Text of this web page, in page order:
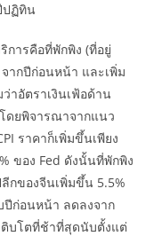
ปฏิทิน
การคือที่พักพิง (ที่อยู่
ากปีก่อนหน้า และเพิ่ม
าอัตราเงินเฟ้อด้าน
ดยพิจารณาจากแนว
ราคาก็เพิ่มขึ้นเพียง
ของ Fed ดังนั้นที่พักพิง
กของจีนเพิ่มขึ้น 5.5%
ปีก่อนหน้า ลดลงจาก
ติบโตที่ช้าที่สุดนับตั้งแต่